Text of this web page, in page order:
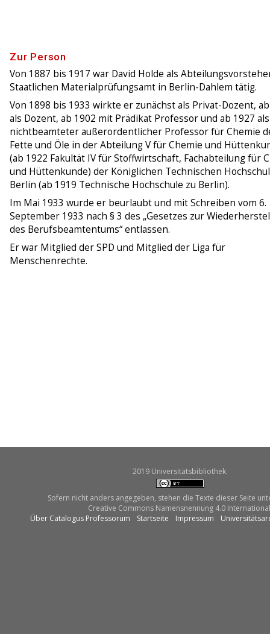
Zur Person
Von 1887 bis 1917 war David Holde als
Staatlichen Materialprüfungsamt in Berlin-Dahlem tätig.
Von 1898 bis 1933 wirkte er zunächst als Privat-Dozent,
als Dozent, ab 1902 mit Prädikat Professor und ab 1927 als
nichtbeamteter außerordentlicher Professor für Chemie
Fette und Öle in der Abteilung V für Chemie und
(ab 1922 Fakultät IV für Stoffwirtschaft, Fachabteilung für
und Hüttenkunde) der Königlichen Technischen
Berlin (ab 1919 Technische Hochschule zu Berlin).
Im Mai 1933 wurde er beurlaubt und mit Schreiben vom 6.
September 1933 nach § 3 des „Gesetzes zur
des Berufsbeamtentums“ entlassen.
Er war Mitglied der SPD und Mitglied der Liga für
Menschenrechte.
2019 Universitätsbibliothek.
Sofern nicht anders angegeben, stehen die Texte dieser Seite
Creative Commons Namensnennung 4.0
Über Catalogus Professorum
Startseite Impressum